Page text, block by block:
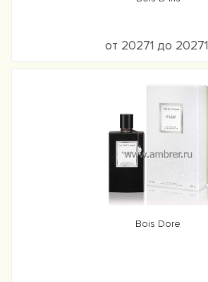
от 20271 до 20271
Bois Dore